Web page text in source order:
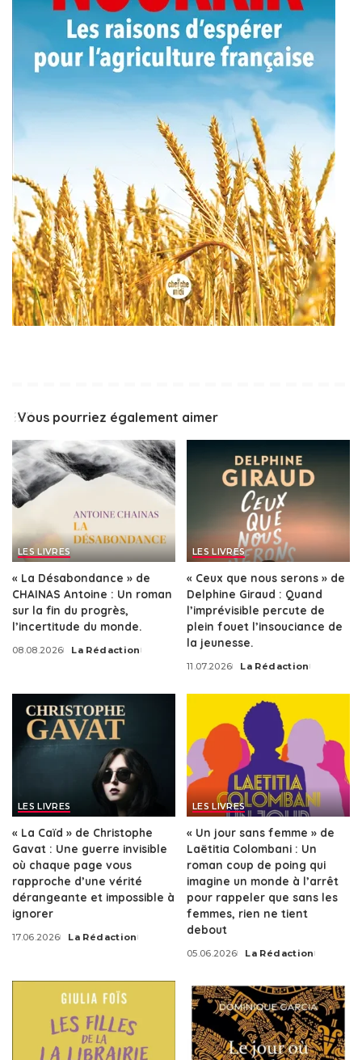
Vous pourriez également aimer
LES LIVRES
« La Désabondance » de
CHAINAS Antoine : Un roman
sur la fin du progrès,
l’incertitude du monde.
08.08.2026
Posted
La Rédaction
LES LIVRES
« Ceux que nous serons » de
Delphine Giraud : Quand
l’imprévisible percute de
plein fouet l’insouciance de
la jeunesse.
11.07.2026
Posted
La Rédaction
LES LIVRES
« La Caïd » de Christophe
Gavat : Une guerre invisible
où chaque page vous
rapproche d’une vérité
dérangeante et impossible à
ignorer
17.06.2026
Posted
La Rédaction
LES LIVRES
« Un jour sans femme » de
Laëtitia Colombani : Un
roman coup de poing qui
imagine un monde à l’arrêt
pour rappeler que sans les
femmes, rien ne tient
debout
05.06.2026
Posted
La Rédaction